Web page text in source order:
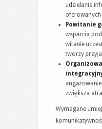
udzielanie
Powitanie
wsparcia
witanie
tworzy
zwiększa
Wymagane